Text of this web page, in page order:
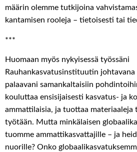
määrin olemme tutkijoina
kantamisen rooleja – tietoisesti tai
***
Huomaan myös nykyisessä työssäni
Rauhankasvatusinstituutin
palaavani samankaltaisiin
kouluttaa ensisijaisesti kasvatus- ja
ammattilaisia, ja tuottaa materiaaleja
työtään. Mutta minkälaisen
tuomme ammattikasvattajille – ja
nuorille? Onko